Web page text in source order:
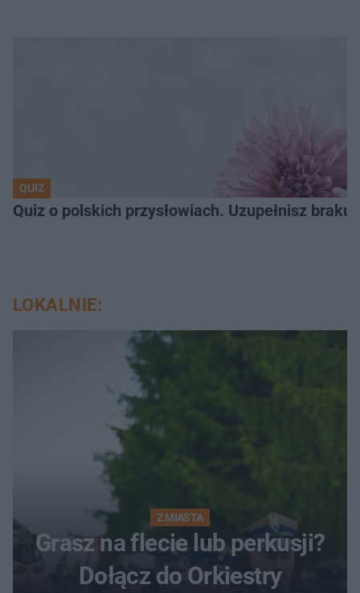
QUIZ
Quiz o polskich przysłowiach. Uzupełnisz
LOKALNIE:
Z MIASTA
Grasz na flecie lub perkusji?
Dołącz do Orkiestry